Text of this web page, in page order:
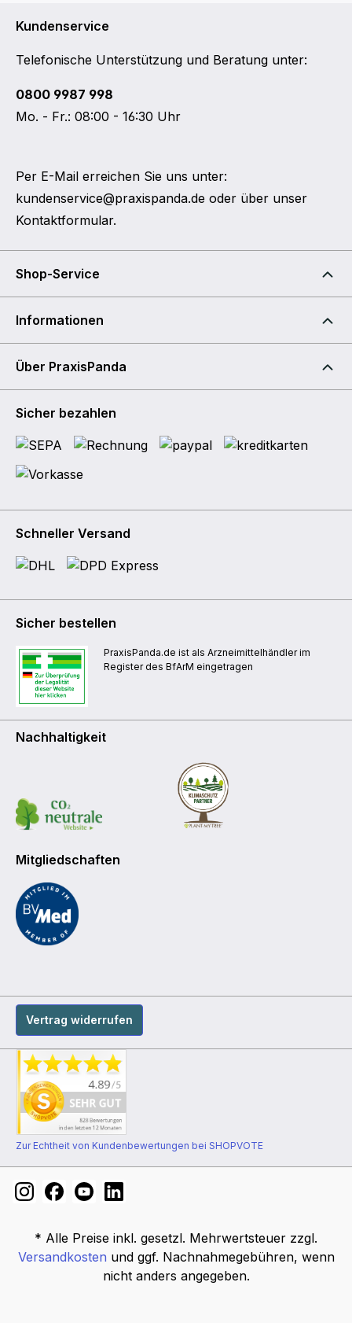
Kundenservice
Telefonische Unterstützung und Beratung unter:
0800 9987 998
Mo. - Fr.: 08:00 - 16:30 Uhr
Per E-Mail erreichen Sie uns unter:
kundenservice@praxispanda.de oder über unser
Kontaktformular.
Shop-Service
Informationen
Über PraxisPanda
Sicher bezahlen
Schneller Versand
Sicher bestellen
PraxisPanda.de ist als Arzneimittelhändler im
Register des BfArM eingetragen
Nachhaltigkeit
Mitgliedschaften
Vertrag widerrufen
Zur Echtheit von Kundenbewertungen bei SHOPVOTE
* Alle Preise inkl. gesetzl. Mehrwertsteuer zzgl.
Versandkosten und ggf. Nachnahmegebühren, wenn
nicht anders angegeben.